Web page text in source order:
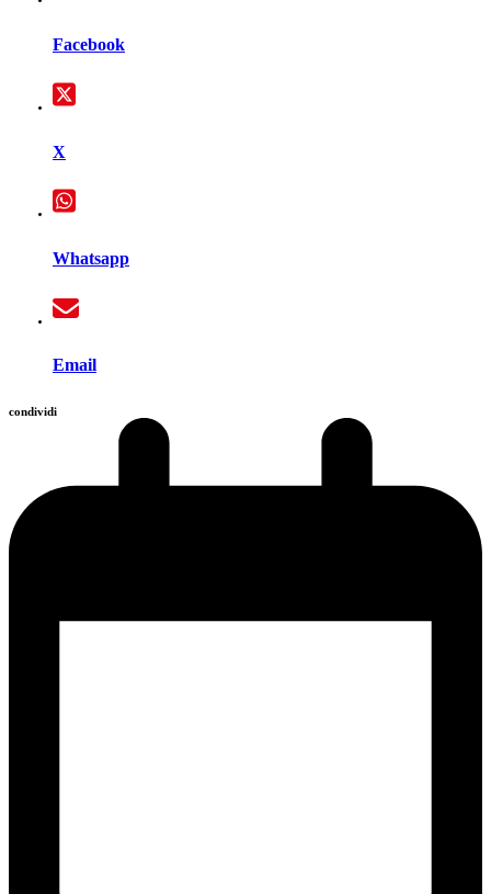
Facebook
X
Whatsapp
Email
condividi